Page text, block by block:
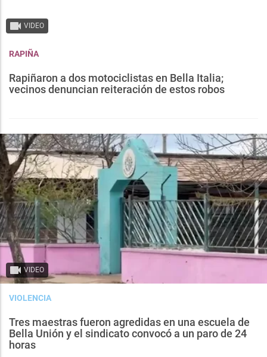
VIDEO
RAPIÑA
Rapiñaron a dos motociclistas en Bella Italia;
vecinos denuncian reiteración de estos robos
VIDEO
VIOLENCIA
Tres maestras fueron agredidas en una escuela de
Bella Unión y el sindicato convocó a un paro de 24
horas